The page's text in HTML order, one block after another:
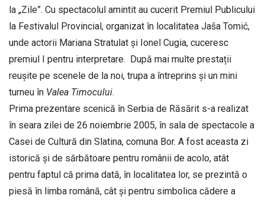
la „Zile”. Cu spectacolul amintit au cucerit Premiul Publicului
la Festivalul Provincial, organizat în localitatea Jaša Tomić,
unde actorii Mariana Stratulat și Ionel Cugia, cuceresc
premiul I pentru interpretare. După mai multe prestații
reușite pe scenele de la noi, trupa a întreprins și un mini
turneu în Valea Timocului.
Prima prezentare scenică în Serbia de Răsărit s-a realizat
în seara zilei de 26 noiembrie 2005, în sala de spectacole a
Casei de Cultură din Slatina, comuna Bor. A fost aceasta zi
istorică și de sărbătoare pentru românii de acolo, atât
pentru faptul că prima dată, în localitatea lor, se prezintă o
piesă în limba română, cât și pentru simbolica cădere a